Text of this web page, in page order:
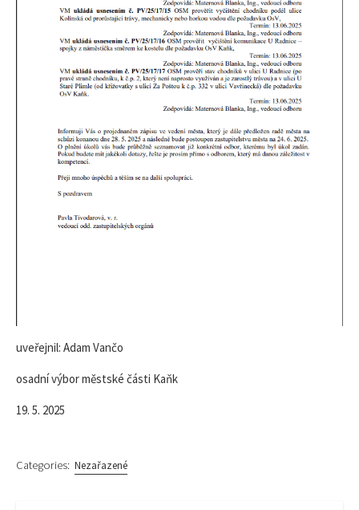
uveřejnil: Adam Vančo
osadní výbor městské části Kaňk
19. 5. 2025
Categories: Nezařazené